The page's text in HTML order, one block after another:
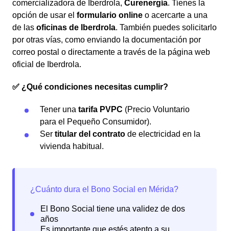
comercializadora de Iberdrola, Curenergía. Tienes la
opción de usar el formulario online o acercarte a una
de las oficinas de Iberdrola. También puedes solicitarlo
por otras vías, como enviando la documentación por
correo postal o directamente a través de la página web
oficial de Iberdrola.
✅ ¿Qué condiciones necesitas cumplir?
Tener una tarifa PVPC (Precio Voluntario
para el Pequeño Consumidor).
Ser titular del contrato de electricidad en la
vivienda habitual.